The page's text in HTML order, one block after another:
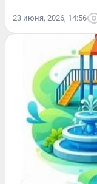
23 июня, 2026, 14:56